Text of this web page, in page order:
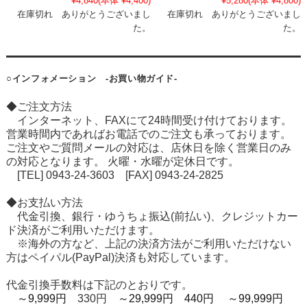
在庫切れ ありがとうございまし
た。
在庫切れ ありがとうございまし
た。
○インフォメーション -お買い物ガイド-
◆ご注文方法
インターネット、FAXにて24時間受け付けております。
営業時間内であればお電話でのご注文も承っております。
ご注文やご質問メールの対応は、店休日を除く営業日のみ
の対応となります。 火曜・水曜が定休日です。
[TEL] 0943-24-3603 [FAX] 0943-24-2825
◆お支払い方法
代金引換、銀行・ゆうちょ振込(前払い)、クレジットカー
ド決済がご利用いただけます。
※海外の方など、上記の決済方法がご利用いただけない
方はペイパル(PayPal)決済も対応しています。
代金引換手数料は下記のとおりです。
～9,999円 330円 ～29,999円 440円
～99,999円